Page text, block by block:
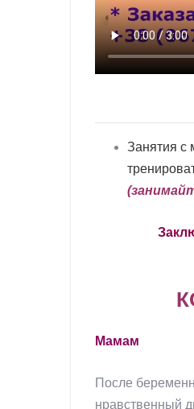
Занятия с
Мамам
После
нравственный